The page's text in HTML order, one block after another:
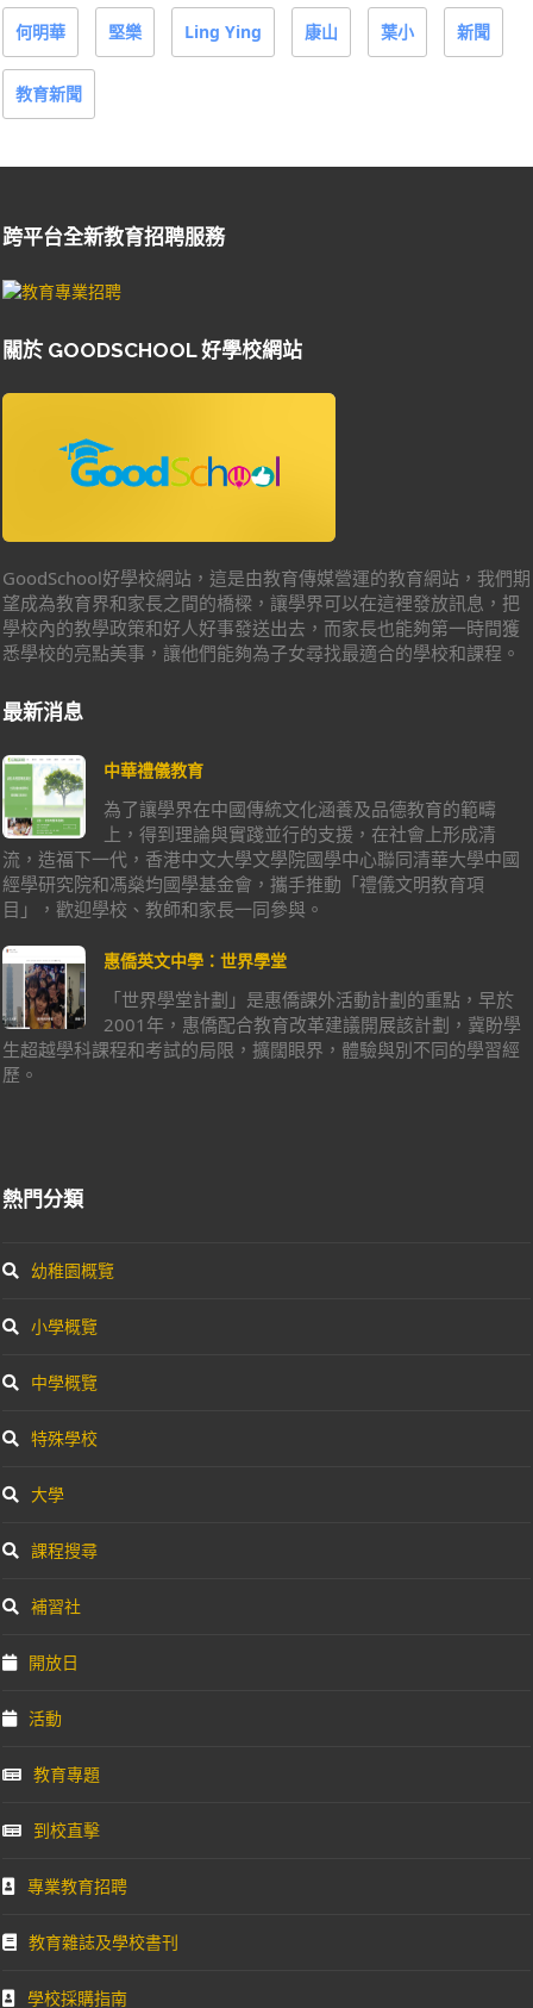
何明華 堅樂 Ling Ying 康山 葉小 新聞
教育新聞
跨平台全新教育招聘服務
關於 GOODSCHOOL 好學校網站
GoodSchool好學校網站，這是由教育傳媒營運的教育網站，我們期
望成為教育界和家長之間的橋樑，讓學界可以在這裡發放訊息，把
學校內的教學政策和好人好事發送出去，而家長也能夠第一時間獲
悉學校的亮點美事，讓他們能夠為子女尋找最適合的學校和課程。
最新消息
中華禮儀教育
為了讓學界在中國傳統文化涵養及品德教育的範疇
上，得到理論與實踐並行的支援，在社會上形成清
流，造福下一代，香港中文大學文學院國學中心聯同清華大學中國
經學研究院和馮燊均國學基金會，攜手推動「禮儀文明教育項
目」，歡迎學校、教師和家長一同參與。
惠僑英文中學：世界學堂
「世界學堂計劃」是惠僑課外活動計劃的重點，早於
2001年，惠僑配合教育改革建議開展該計劃，冀盼學
生超越學科課程和考試的局限，擴闊眼界，體驗與別不同的學習經
歷。
熱門分類
幼稚園概覽
小學概覽
中學概覽
特殊學校
大學
課程搜尋
補習社
開放日
活動
教育專題
到校直擊
專業教育招聘
教育雜誌及學校書刊
學校採購指南